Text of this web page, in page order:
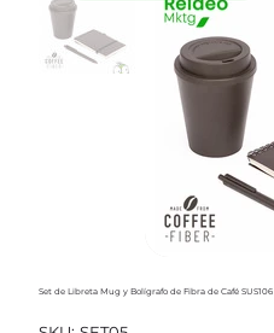
Set de Libreta Mug y Bolígrafo de Fibra de Café SUS106
SKU